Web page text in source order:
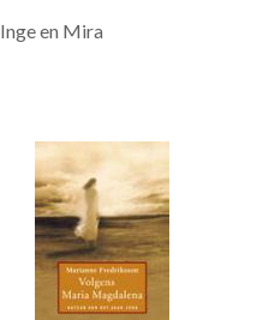
Inge en Mira